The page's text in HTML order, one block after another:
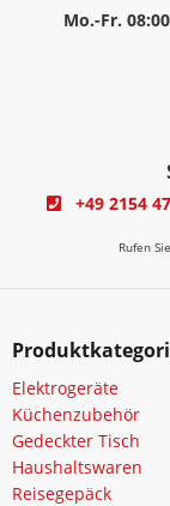
Mo.-Fr.
+49 2154
Rufen
Elektrogeräte
Küchenzubehör
Gedeckter Tisch
Haushaltswaren
Reisegepäck